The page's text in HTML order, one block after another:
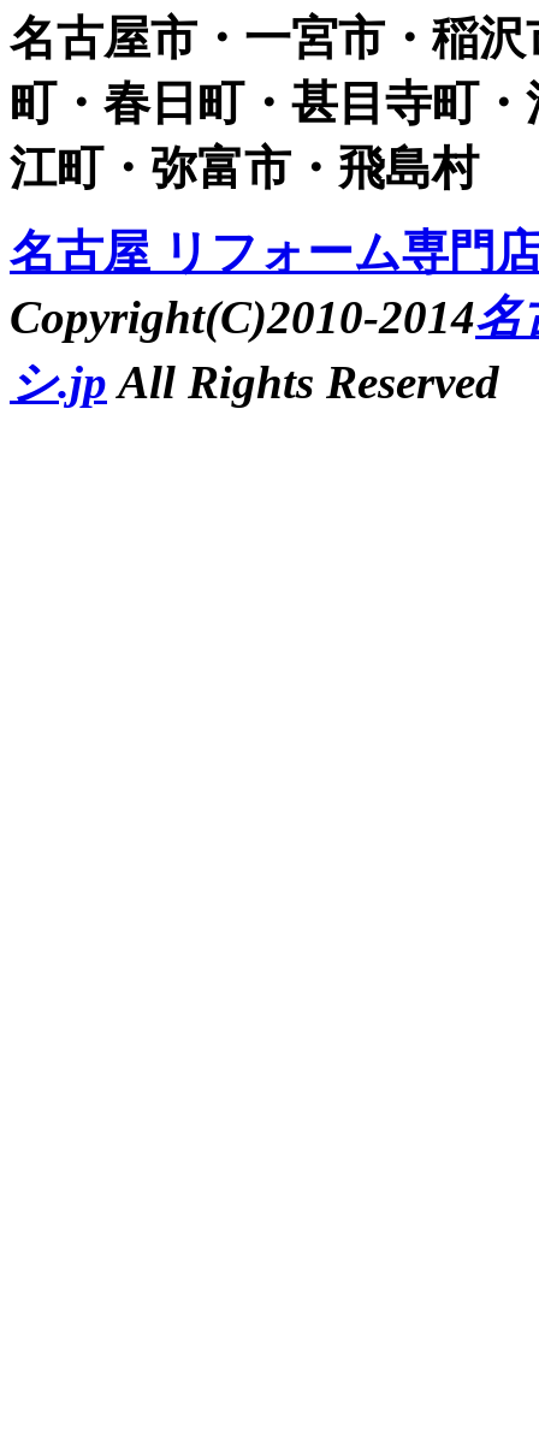
名古屋市・一宮市・稲
町・春日町・甚目寺町
江町・弥富市・飛島村
名古屋 リフォーム専門
Copyright(C)2010-2014名
シ.jp All Rights Reserved